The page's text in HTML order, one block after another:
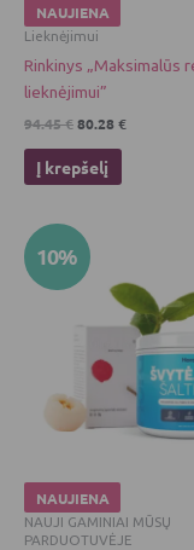
NAUJIENA
Lieknėjimui
Rinkinys „Maksimalūs
lieknėjimui”
94.45€80.28€
Į krepšelį
10%
NAUJIENA
NAUJI GAMINIAI MŪSŲ
PARDUOTUVĖJE
Original
price
was:
73.87 €.
is:
66.48 €.